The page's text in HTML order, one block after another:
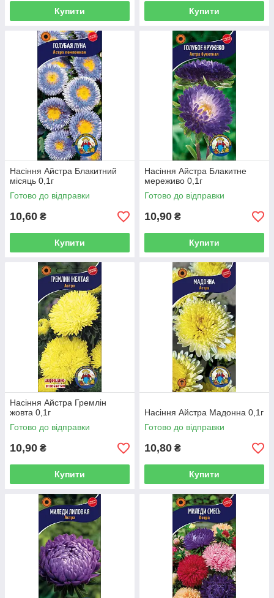
Купити Купити
Насіння Айстра Блакитний
місяць 0,1г
Готово до відправки
10,60 ₴
Купити
Насіння Айстра Блакитне
мереживо 0,1г
Готово до відправки
10,90 ₴
Купити
Насіння Айстра Гремлін
жовта 0,1г
Готово до відправки
10,90 ₴
Купити
Насіння Айстра Мадонна 0,1г
Готово до відправки
10,80 ₴
Купити